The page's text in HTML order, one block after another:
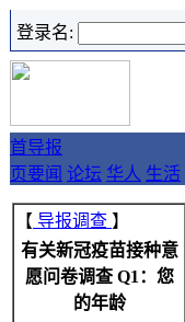
登录名:
首
页
导报
要闻 论坛 华人 生活
【 导报调查 】
有关新冠疫苗接种意
愿问卷调查 Q1：您
的年龄